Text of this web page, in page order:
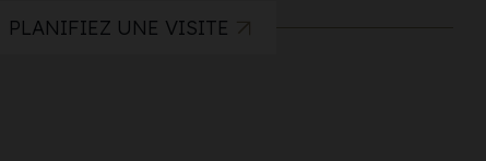
PLANIFIEZ UNE VISITE